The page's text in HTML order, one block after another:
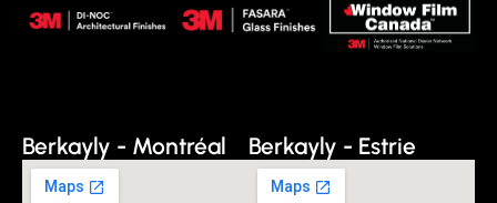
Berkayly - Montréal Berkayly - Estrie